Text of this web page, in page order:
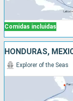
Comidas incluidas
HONDURAS,
Explorer of the Seas